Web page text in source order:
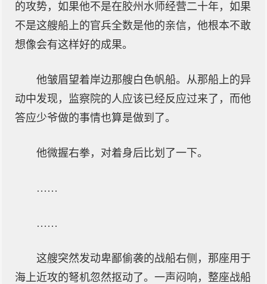
的攻势，如果他不是在胶州水师经营二十年，如果
不是这艘船上的官兵全数是他的亲信，他根本不敢
想像会有这样好的成果。
他皱眉望着岸边那艘白色帆船。从那船上的异
动中发现，监察院的人应该已经反应过来了，而他
答应少爷做的事情也算是做到了。
他微握右拳，对着身后比划了一下。
……
……
这艘突然发动卑鄙偷袭的战船右侧，那座用于
海上近攻的弩机忽然抠动了。一声闷响，整座战船